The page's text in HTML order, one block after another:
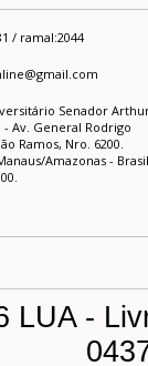
/ ramal:2044
Senador
Av. General Rodrigo
Ramos, Nro. 6200.
Amazonas -
LUA -